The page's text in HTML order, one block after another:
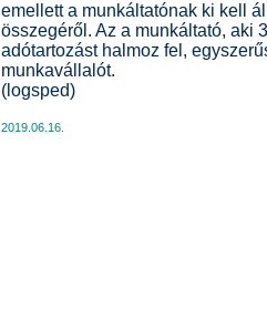
emellett a munkáltatónak ki kell
összegéről. Az a munkáltató, aki
adótartozást halmoz fel,
munkavállalót.
(logsped)
2019.06.16.